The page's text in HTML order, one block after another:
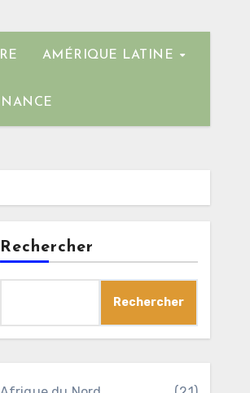
AMÉRIQUE LATINE
Rechercher
Rechercher